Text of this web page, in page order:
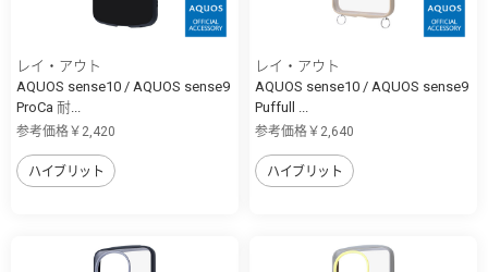
レイ・アウト
AQUOS sense10 / AQUOS sense9
ProCa 耐...
参考価格￥2,420
ハイブリット
レイ・アウト
AQUOS sense10 / AQUOS sense9
Puffull ...
参考価格￥2,640
ハイブリット